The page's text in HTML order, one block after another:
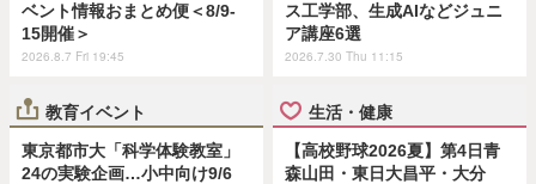
ベント情報おまとめ便＜8/9-
15開催＞
2026.8.7 Fri 19:45
ス工学部、生成AIなどジュニ
ア講座6選
2026.7.30 Thu 11:15
教育イベント
東京都市大「科学体験教室」
24の実験企画…小中向け9/6
生活・健康
【高校野球2026夏】第4日青
森山田・東日大昌平・大分